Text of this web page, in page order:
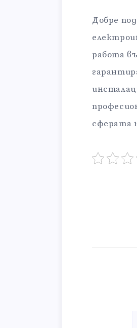
Добре
работа
сферата